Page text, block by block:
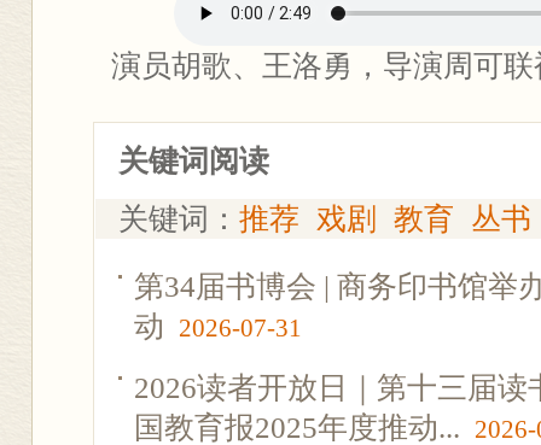
演员胡歌、王洛勇，导演周可
关键词阅读
关键词： 推荐 戏剧 教育 丛书
第34届书博会 | 商务印书馆举
动
2026-07-31
2026读者开放日｜第十三届
国教育报2025年度推动...